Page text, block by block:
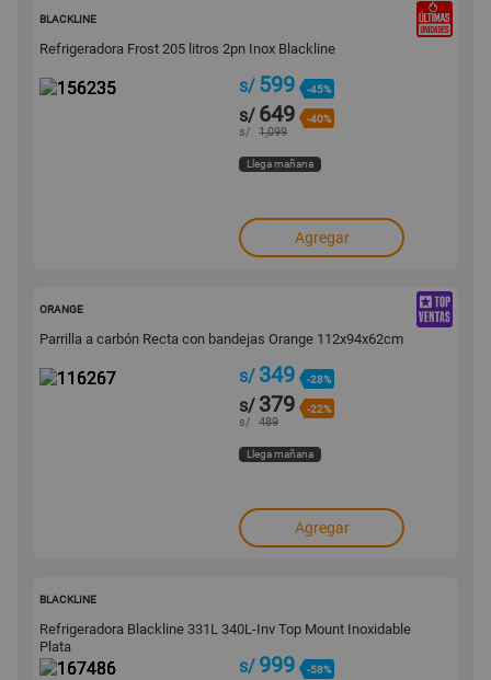
BLACKLINE
Refrigeradora Frost 205 litros 2pn Inox Blackline
s/ 599 -45%
s/ 649 -40%
s/ 1,099
Llega mañana
Agregar
ORANGE
Parrilla a carbón Recta con bandejas Orange 112x94x62cm
s/ 349 -28%
s/ 379 -22%
s/ 489
Llega mañana
Agregar
BLACKLINE
Refrigeradora Blackline 331L 340L-Inv Top Mount Inoxidable
Plata
s/ 999 -58%